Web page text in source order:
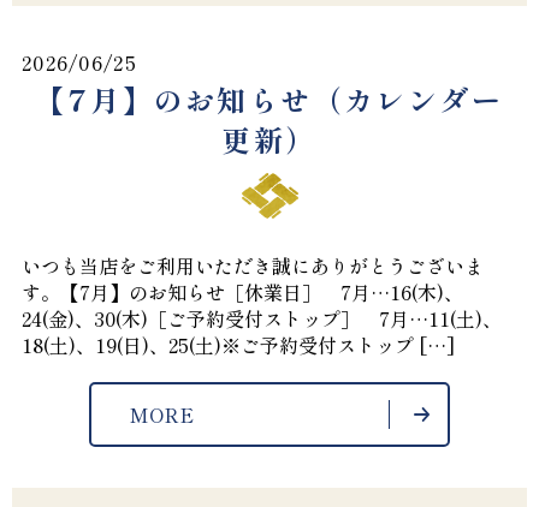
2026/06/25
【7月】のお知らせ（カレンダー
更新）
いつも当店をご利用いただき誠にありがとうございま
す。【7月】のお知らせ［休業日］ 7月…16(木)、
24(金)、30(木)［ご予約受付ストップ］ 7月…11(土)、
18(土)、19(日)、25(土)※ご予約受付ストップ […]
MORE